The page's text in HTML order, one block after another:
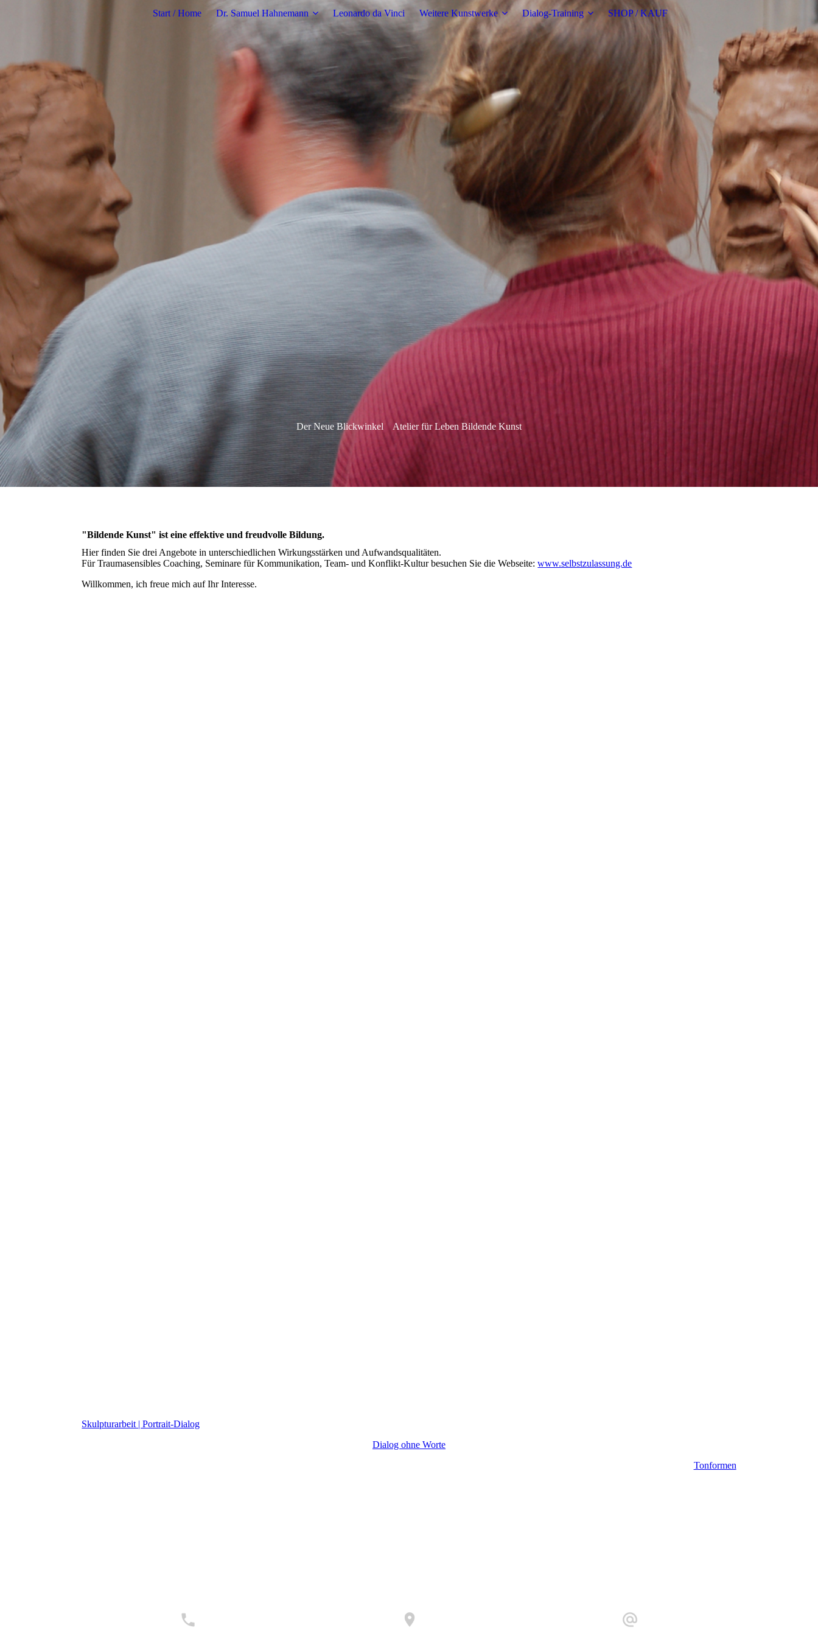
Start / Home Dr. Samuel Hahnemann Leonardo da Vinci Weitere Kunstwerke Dialog-Training SHOP / KAUF
Der Neue Blickwinkel Atelier für Leben Bildende Kunst
"Bildende Kunst" ist eine effektive und freudvolle Bildung.
Hier finden Sie drei Angebote in unterschiedlichen Wirkungsstärken und Aufwandsqualitäten.
Für Traumasensibles Coaching, Seminare für Kommunikation, Team- und Konflikt-Kultur besuchen Sie die Webseite:www.selbstzulassung.de
Willkommen, ich freue mich auf Ihr Interesse.
Skulpturarbeit | Portrait-Dialog
Dialog ohne Worte
Tonformen